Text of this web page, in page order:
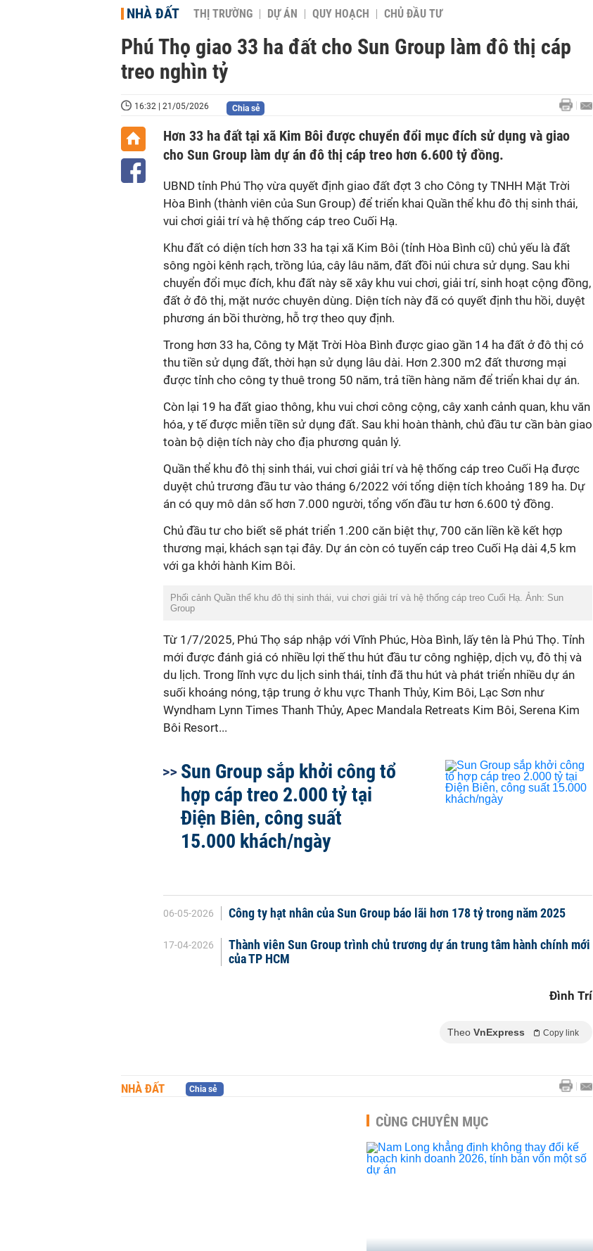
NHÀ ĐẤT THỊ TRƯỜNG DỰ ÁN QUY HOẠCH CHỦ ĐẦU TƯ
Phú Thọ giao 33 ha đất cho Sun Group làm đô thị cáp
treo nghìn tỷ
16:32 | 21/05/2026 Chia sẻ
Hơn 33 ha đất tại xã Kim Bôi được chuyển đổi mục đích sử dụng và giao
cho Sun Group làm dự án đô thị cáp treo hơn 6.600 tỷ đồng.
UBND tỉnh Phú Thọ vừa quyết định giao đất đợt 3 cho Công ty TNHH Mặt Trời
Hòa Bình (thành viên của Sun Group) để triển khai Quần thể khu đô thị sinh thái,
vui chơi giải trí và hệ thống cáp treo Cuối Hạ.
Khu đất có diện tích hơn 33 ha tại xã Kim Bôi (tỉnh Hòa Bình cũ) chủ yếu là đất
sông ngòi kênh rạch, trồng lúa, cây lâu năm, đất đồi núi chưa sử dụng. Sau khi
chuyển đổi mục đích, khu đất này sẽ xây khu vui chơi, giải trí, sinh hoạt cộng đồng,
đất ở đô thị, mặt nước chuyên dùng. Diện tích này đã có quyết định thu hồi, duyệt
phương án bồi thường, hỗ trợ theo quy định.
Trong hơn 33 ha, Công ty Mặt Trời Hòa Bình được giao gần 14 ha đất ở đô thị có
thu tiền sử dụng đất, thời hạn sử dụng lâu dài. Hơn 2.300 m2 đất thương mại
được tỉnh cho công ty thuê trong 50 năm, trả tiền hàng năm để triển khai dự án.
Còn lại 19 ha đất giao thông, khu vui chơi công cộng, cây xanh cảnh quan, khu văn
hóa, y tế được miễn tiền sử dụng đất. Sau khi hoàn thành, chủ đầu tư cần bàn giao
toàn bộ diện tích này cho địa phương quản lý.
Quần thể khu đô thị sinh thái, vui chơi giải trí và hệ thống cáp treo Cuối Hạ được
duyệt chủ trương đầu tư vào tháng 6/2022 với tổng diện tích khoảng 189 ha. Dự
án có quy mô dân số hơn 7.000 người, tổng vốn đầu tư hơn 6.600 tỷ đồng.
Chủ đầu tư cho biết sẽ phát triển 1.200 căn biệt thự, 700 căn liền kề kết hợp
thương mại, khách sạn tại đây. Dự án còn có tuyến cáp treo Cuối Hạ dài 4,5 km
với ga khởi hành Kim Bôi.
Phối cảnh Quần thể khu đô thị sinh thái, vui chơi giải trí và hệ thống cáp treo Cuối Hạ. Ảnh: Sun
Group
Từ 1/7/2025, Phú Thọ sáp nhập với Vĩnh Phúc, Hòa Bình, lấy tên là Phú Thọ. Tỉnh
mới được đánh giá có nhiều lợi thế thu hút đầu tư công nghiệp, dịch vụ, đô thị và
du lịch. Trong lĩnh vực du lịch sinh thái, tỉnh đã thu hút và phát triển nhiều dự án
suối khoáng nóng, tập trung ở khu vực Thanh Thủy, Kim Bôi, Lạc Sơn như
Wyndham Lynn Times Thanh Thủy, Apec Mandala Retreats Kim Bôi, Serena Kim
Bôi Resort...
Sun Group sắp khởi công tổ
hợp cáp treo 2.000 tỷ tại
Điện Biên, công suất
15.000 khách/ngày
06-05-2026 Công ty hạt nhân của Sun Group báo lãi hơn 178 tỷ trong năm 2025
17-04-2026
Thành viên Sun Group trình chủ trương dự án trung tâm hành chính mới
của TP HCM
Đình Trí
Theo VnExpress Copy link
NHÀ ĐẤT Chia sẻ
CÙNG CHUYÊN MỤC